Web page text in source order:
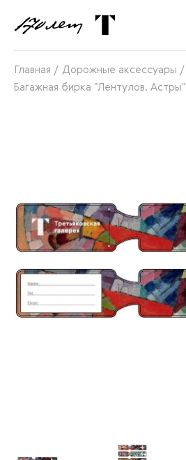
Главная / Дорожные аксессуары /
Багажная бирка "Лентулов. Астры"